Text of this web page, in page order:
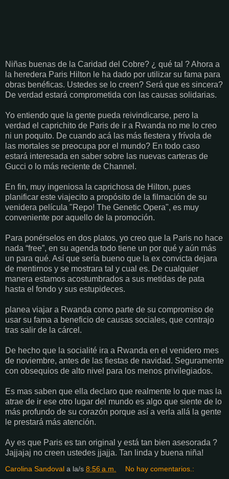
Niñas buenas de la Caridad del Cobre? ¿ qué tal ? Ahora a
la heredera Paris Hilton le ha dado por utilizar su fama para
obras benéficas. Ustedes se lo creen? Será que es sincera?
De verdad estará comprometida con las causas solidarias.
Yo entiendo que la gente pueda reivindicarse, pero la
verdad el caprichito de Paris de ir a Rwanda no me lo creo
ni un poquito. De cuando acá las más fiestera y frívola de
las mortales se preocupa por el mundo? En todo caso
estará interesada en saber sobre las nuevas carteras de
Gucci o lo más reciente de Channel.
En fin, muy ingeniosa la caprichosa de Hilton, pues
planificar este viajecito a propósito de la filmación de su
venidera película "Repo! The Genetic Opera", es muy
conveniente por aquello de la promoción.
Para ponérselos en dos platos, yo creo que la Paris no hace
nada “free”, en su agenda todo tiene un por qué y aún más
un para qué. Así que sería bueno que la ex convicta dejara
de mentirnos y se mostrara tal y cual es. De cualquier
manera estamos acostumbrados a sus metidas de pata
hasta el fondo y sus estupideces.
planea viajar a Rwanda como parte de su compromiso de
usar su fama a beneficio de causas sociales, que contrajo
tras salir de la cárcel.
De hecho que la socialité ira a Rwanda en el venidero mes
de noviembre, antes de las fiestas de navidad. Seguramente
con obsequios de alto nivel para los menos privilegiados.
Es mas saben que ella declaro que realmente lo que mas la
atrae de ir ese otro lugar del mundo es algo que siente de lo
más profundo de su corazón porque así a verla allá la gente
le prestará más atención.
Ay es que Paris es tan original y está tan bien asesorada ?
Jajjajaj no creen ustedes jjajja. Tan linda y buena niña!
Carolina Sandoval a la/s 8:56 a.m. No hay comentarios.: